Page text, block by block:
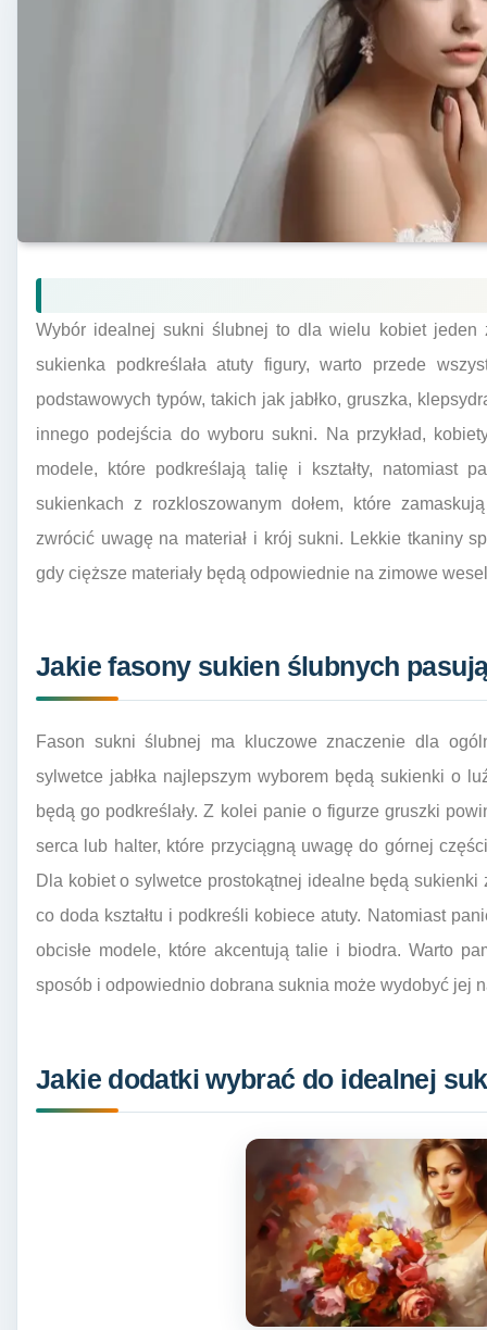
Wybór idealnej sukni ślubnej to dla wielu kobiet jeden
sukienka podkreślała atuty figury, warto przede
podstawowych typów, takich jak jabłko, gruszka,
innego podejścia do wyboru sukni. Na przykład,
modele, które podkreślają talię i kształty, natomiast
sukienkach z rozkloszowanym dołem, które
zwrócić uwagę na materiał i krój sukni. Lekkie tkaniny
gdy cięższe materiały będą odpowiednie na zimowe
Jakie fasony sukien ślubnych
Fason sukni ślubnej ma kluczowe znaczenie dla
sylwetce jabłka najlepszym wyborem będą sukienki o
będą go podkreślały. Z kolei panie o figurze gruszki
serca lub halter, które przyciągną uwagę do górnej
Dla kobiet o sylwetce prostokątnej idealne będą
co doda kształtu i podkreśli kobiece atuty. Natomiast
obcisłe modele, które akcentują talie i biodra. Warto
sposób i odpowiednio dobrana suknia może wydobyć jej
Jakie dodatki wybrać do idealnej